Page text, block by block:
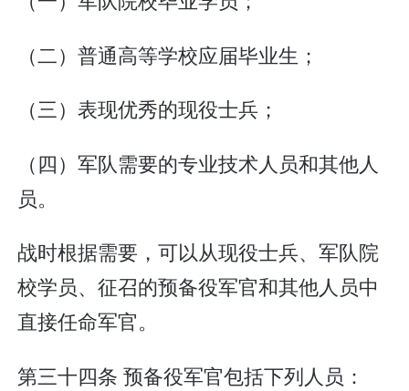
（二）普通高等学校应届毕业生；
（三）表现优秀的现役士兵；
（四）军队需要的专业技术人员和其他人
员。
战时根据需要，可以从现役士兵、军队院
校学员、征召的预备役军官和其他人员中
直接任命军官。
第三十四条 预备役军官包括下列人员：